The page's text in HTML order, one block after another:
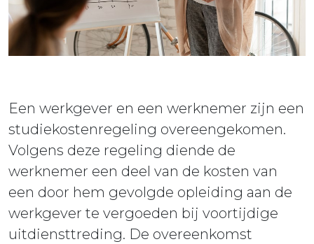
Een werkgever en een werknemer zijn een
studiekostenregeling overeengekomen.
Volgens deze regeling diende de
werknemer een deel van de kosten van
een door hem gevolgde opleiding aan de
werkgever te vergoeden bij voortijdige
uitdiensttreding. De overeenkomst